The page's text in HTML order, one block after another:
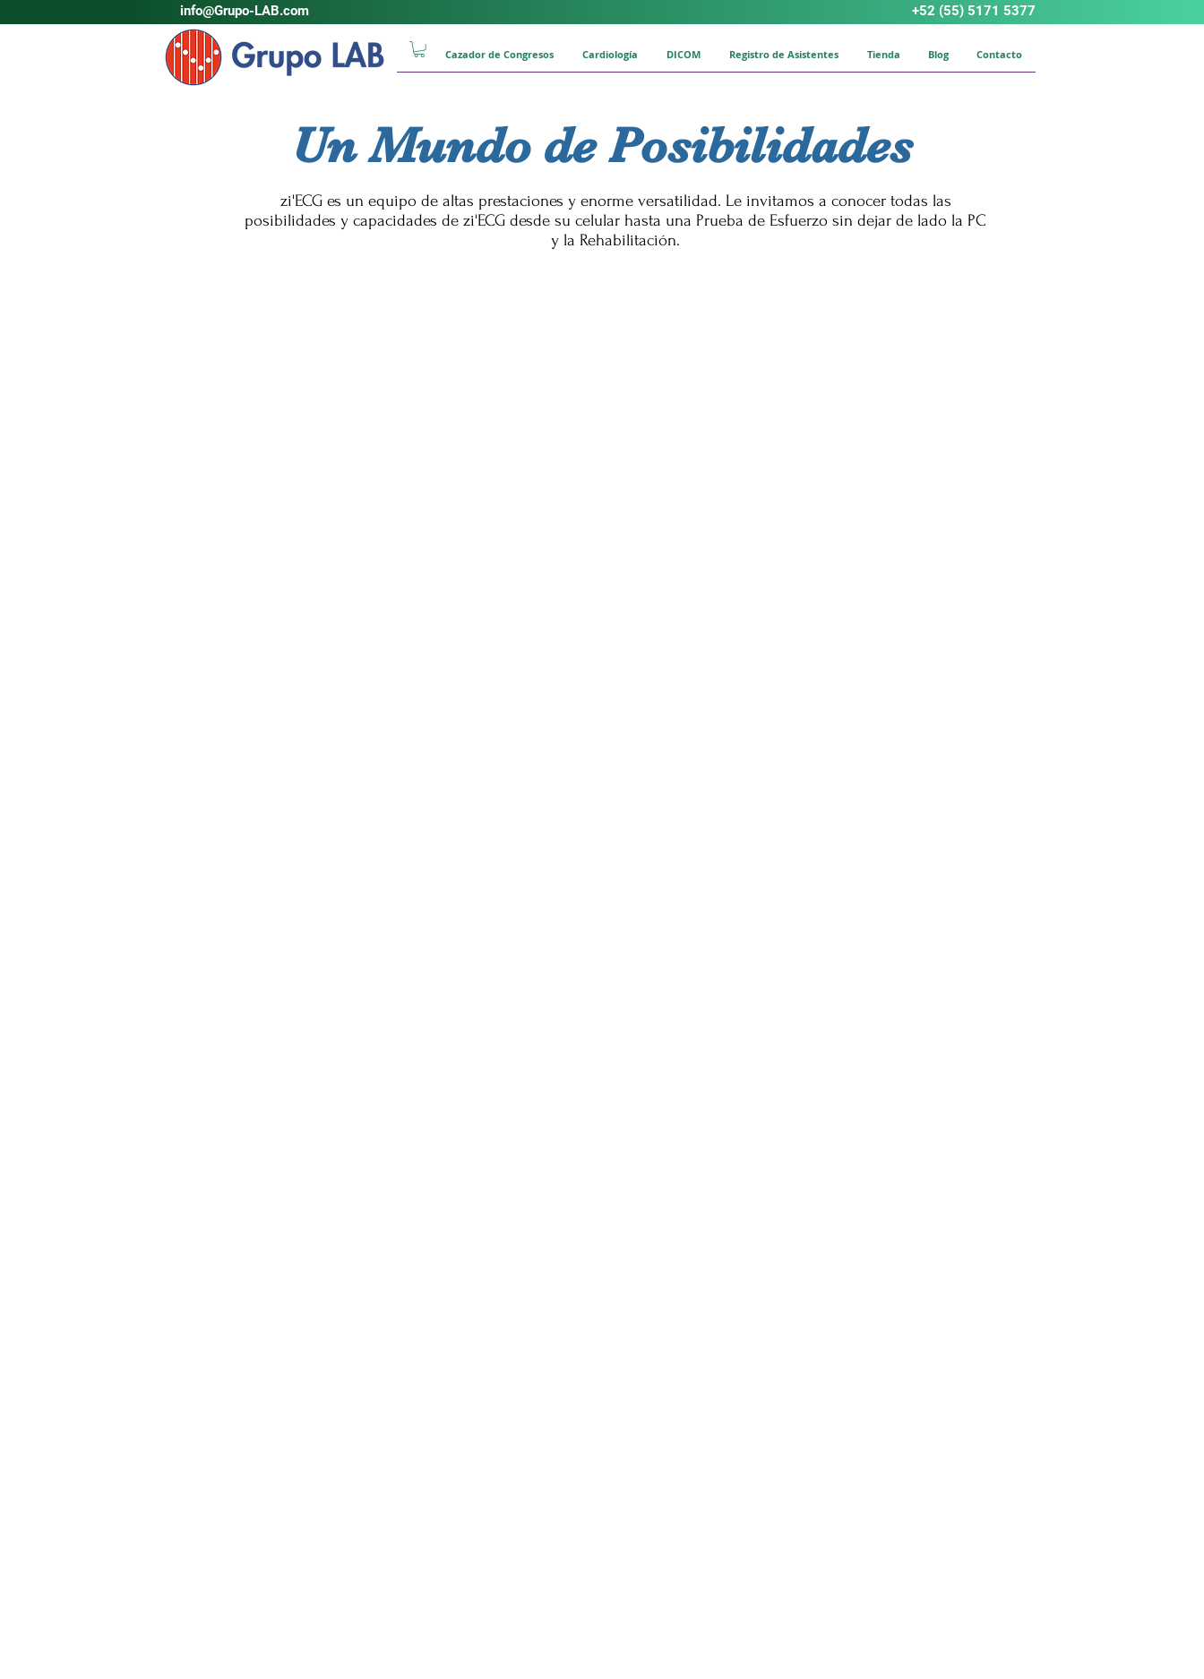
info@Grupo-LAB.com +52 (55) 5171 5377
Cazador de Congresos Cardiología DICOM Registro de Asistentes Tienda Blog Contacto
Un Mundo de Posibilidades
zi'ECG es un equipo de altas prestaciones y enorme versatilidad. Le invitamos a conocer todas las
posibilidades y capacidades de zi'ECG desde su celular hasta una Prueba de Esfuerzo sin dejar de lado la PC
y la Rehabilitación.